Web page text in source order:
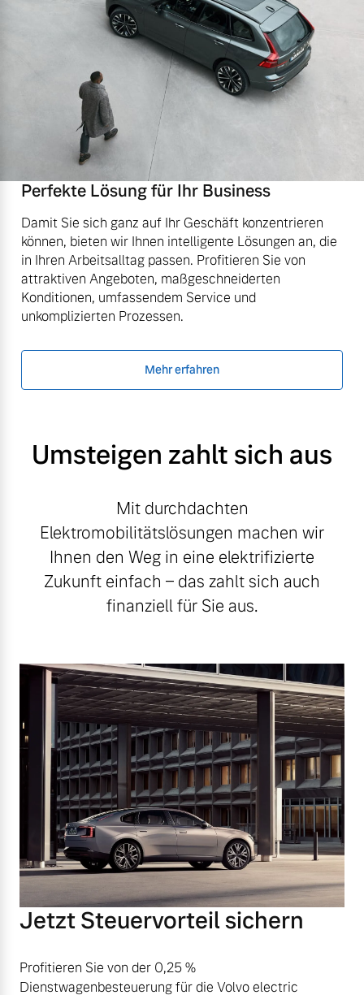
Perfekte Lösung für Ihr Business
Damit Sie sich ganz auf Ihr Geschäft konzentrieren
können, bieten wir Ihnen intelligente Lösungen an, die
in Ihren Arbeitsalltag passen. Profitieren Sie von
attraktiven Angeboten, maßgeschneiderten
Konditionen, umfassendem Service und
unkomplizierten Prozessen.
Mehr erfahren
Umsteigen zahlt sich aus
Mit durchdachten
Elektromobilitätslösungen machen wir
Ihnen den Weg in eine elektrifizierte
Zukunft einfach – das zahlt sich auch
finanziell für Sie aus.
Jetzt Steuervorteil sichern
Profitieren Sie von der 0,25 %
Dienstwagenbesteuerung für die Volvo electric